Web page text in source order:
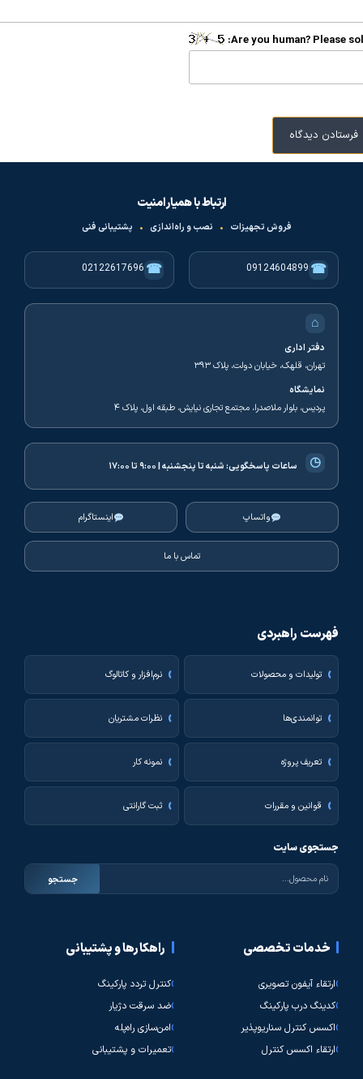
Are you human? Please
ارتباط با همیار امنیت
فروش تجهیزات • نصب و راه‌اندازی • پشتیبانی فنی
☎
09124604899
☎
02122617696
⌂
دفتر اداری
تهران، قلهک، خیابان دولت، پلاک ۳۹۳
نمایشگاه
پردیس، بلوار ملاصدرا، مجتمع تجاری نیایش، طبقه اول، پلاک ۴
◷ ساعات پاسخگویی:شنبه تا پنجشنبه | ۹:۰۰ تا ۱۷:۰۰
واتساپ اینستاگرام
تماس با ما
فهرست راهبردی
تولیدات و محصولات نرم‌افزار و کاتالوگ
توانمندی‌ها نظرات مشتریان
تعریف پروژه نمونه کار
قوانین و مقررات ثبت گارانتی
جستجوی سایت
جستجو
خدمات تخصصی
ارتقاء آیفون تصویری
کدینگ درب پارکینگ
اکسس کنترل سناریوپذیر
ارتقاء اکسس کنترل
راهکارها و پشتیبانی
کنترل تردد پارکینگ
ضد سرقت دژیار
امن‌سازی راه‌پله
تعمیرات و پشتیبانی